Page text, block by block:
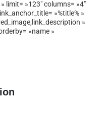
limit= »123″ columns= »4″
»%title% »
»
»name »